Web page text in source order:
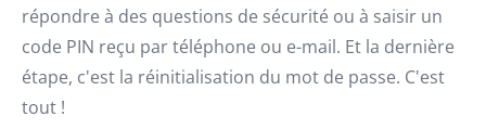
répondre à des questions de sécurité ou à saisir un
code PIN reçu par téléphone ou e-mail. Et la dernière
étape, c'est la réinitialisation du mot de passe. C'est
tout !